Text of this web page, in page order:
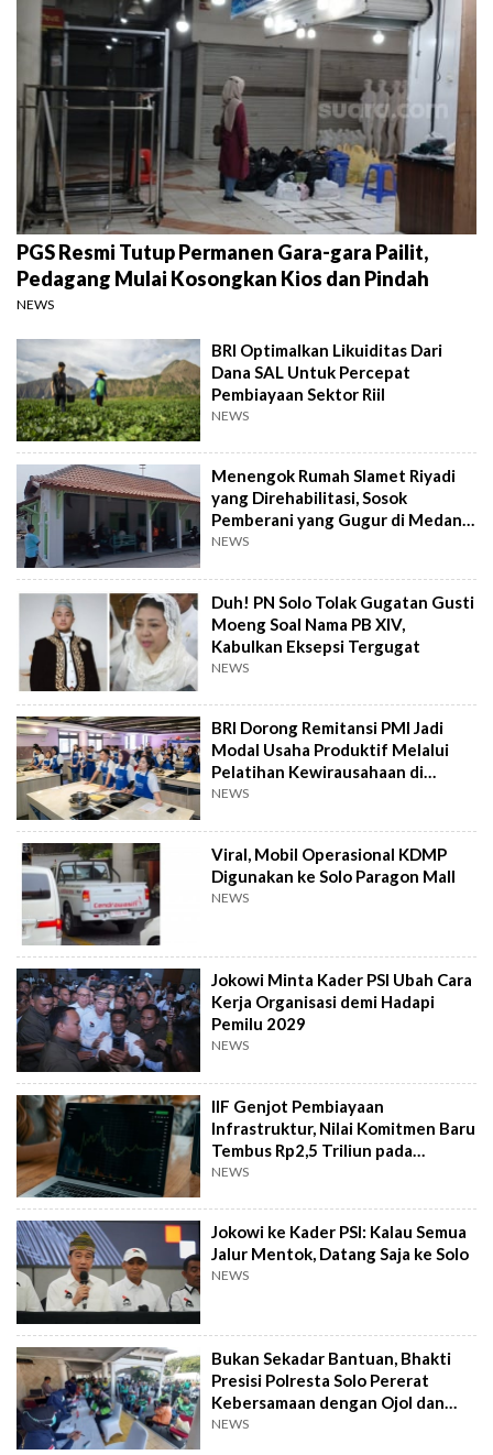
PGS Resmi Tutup Permanen Gara-gara Pailit,
Pedagang Mulai Kosongkan Kios dan Pindah
NEWS
BRI Optimalkan Likuiditas Dari
Dana SAL Untuk Percepat
Pembiayaan Sektor Riil
NEWS
Menengok Rumah Slamet Riyadi
yang Direhabilitasi, Sosok
Pemberani yang Gugur di Medan
Perang
NEWS
Duh! PN Solo Tolak Gugatan Gusti
Moeng Soal Nama PB XIV,
Kabulkan Eksepsi Tergugat
NEWS
BRI Dorong Remitansi PMI Jadi
Modal Usaha Produktif Melalui
Pelatihan Kewirausahaan di
Taiwan
NEWS
Viral, Mobil Operasional KDMP
Digunakan ke Solo Paragon Mall
NEWS
Jokowi Minta Kader PSI Ubah Cara
Kerja Organisasi demi Hadapi
Pemilu 2029
NEWS
IIF Genjot Pembiayaan
Infrastruktur, Nilai Komitmen Baru
Tembus Rp2,5 Triliun pada
Semester I 2026
NEWS
Jokowi ke Kader PSI: Kalau Semua
Jalur Mentok, Datang Saja ke Solo
NEWS
Bukan Sekadar Bantuan, Bhakti
Presisi Polresta Solo Pererat
Kebersamaan dengan Ojol dan
Supeltas
NEWS